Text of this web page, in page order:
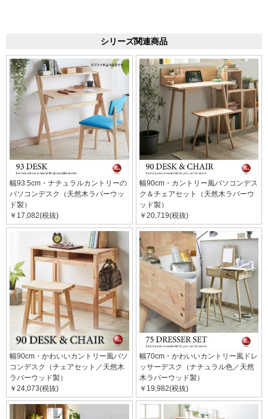
シリーズ関連商品
幅93.5cm・ナチュラルカントリーの
パソコンデスク（天然木ラバーウッ
ド製）
￥17,082(税抜)
幅90cm・カントリー風パソコンデス
ク＆チェアセット（天然木ラバーウ
ッド製）
￥20,719(税抜)
幅90cm・かわいいカントリー風パソ
コンデスク（チェアセット／天然木
ラバーウッド製）
￥24,073(税抜)
幅70cm・かわいいカントリー風ドレ
ッサーデスク（ナチュラル色／天然
木ラバーウッド製）
￥19,982(税抜)